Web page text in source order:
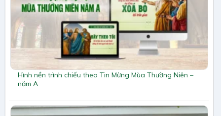
Hình nền trình chiếu theo Tin Mừng Mùa Thường Niên –
năm A